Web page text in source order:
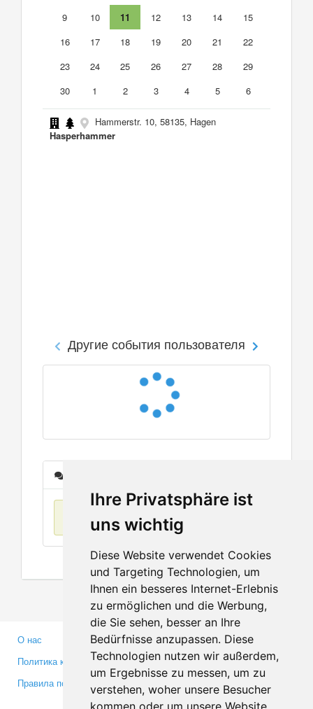
Ihre Privatsphäre ist
uns wichtig
Diese Website verwendet Cookies
und Targeting Technologien, um
Ihnen ein besseres Internet-Erlebnis
zu ermöglichen und die Werbung,
die Sie sehen, besser an Ihre
Bedürfnisse anzupassen. Diese
Technologien nutzen wir außerdem,
um Ergebnisse zu messen, um zu
verstehen, woher unsere Besucher
kommen oder um unsere Website
9
10 11 12 13 14
15
16
17 18 19 20 21
22
23
24 25 26 27 28
29
30
1 2 3 4 5 6
Hammerstr. 10, 58135, Hagen
Hasperhammer
Другие события пользователя
О нас
Политика конфиденциальности
Правила пользования
Партнерам
Инвесторам
Медиа